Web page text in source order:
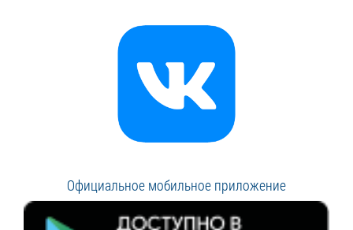
Официальное мобильное приложение